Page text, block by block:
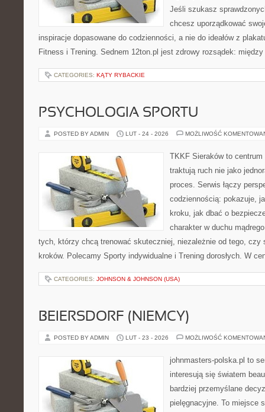
Jeśli szukasz
chcesz uporządkować
inspiracje dopasowane do codzienności, a nie do ideałów z
Fitness i Trening. Sednem 12ton.pl jest zdrowy rozsądek:
CATEGORIES: KĄTY RYBACKIE
PSYCHOLOGIA SPORTU
POSTED BY ADMIN LUT - 24 - 2026 MOŻLIWOŚĆ
TKKF Sieraków to
traktują ruch nie jako
proces. Serwis łączy
codziennością: pokazuje,
kroku, jak dbać o
charakter w duchu
tych, którzy chcą trenować skuteczniej, niezależnie od tego, czy
kroków. Polecamy Sporty indywidualne i Trening dorosłych. W
CATEGORIES: JOHNSON & JOHNSON (USA)
BEIERSDORF (NIEMCY)
POSTED BY ADMIN LUT - 23 - 2026 MOŻLIWOŚĆ
johnmasters-polska.pl to
interesują się światem
bardziej przemyślane
pielęgnacyjne. To miejsce